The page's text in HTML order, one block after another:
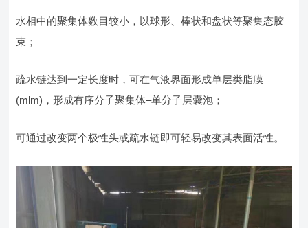
水相中的聚集体数目较小，以球形、棒状和盘状等聚集态胶
束；
疏水链达到一定长度时，可在气液界面形成单层类脂膜
(mlm)，形成有序分子聚集体–单分子层囊泡；
可通过改变两个极性头或疏水链即可轻易改变其表面活性。